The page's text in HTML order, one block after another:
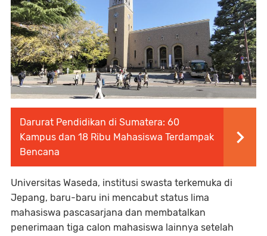
Darurat Pendidikan di Sumatera: 60
Kampus dan 18 Ribu Mahasiswa Terdampak
Bencana
Universitas Waseda, institusi swasta terkemuka di
Jepang, baru-baru ini mencabut status lima
mahasiswa pascasarjana dan membatalkan
penerimaan tiga calon mahasiswa lainnya setelah